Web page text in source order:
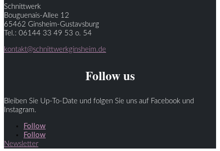
Schnittwerk
Bouguenais-Allee 12
65462 Ginsheim-Gustavsburg
Tel.: 06144 33 49 53 o. 54
kontakt@schnittwerkginsheim.de
Follow us
Bleiben Sie Up-To-Date und folgen Sie uns auf Facebook und
Instagram.
Follow
Follow
Newsletter